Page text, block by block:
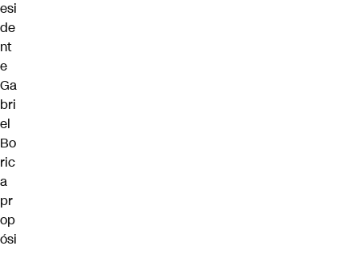
esi
de
nt
e
Ga
bri
el
Bo
ric
a
pr
op
ósi